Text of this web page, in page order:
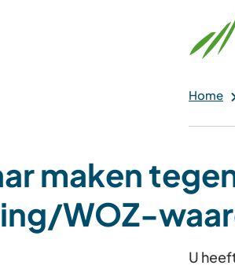
Home
maken
WOZ-
U